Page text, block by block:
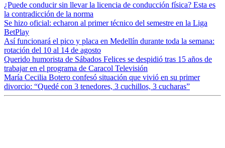
¿Puede conducir sin llevar la licencia de conducción física? Esta es
la contradicción de la norma
Se hizo oficial: echaron al primer técnico del semestre en la Liga
BetPlay
Así funcionará el pico y placa en Medellín durante toda la semana:
rotación del 10 al 14 de agosto
Querido humorista de Sábados Felices se despidió tras 15 años de
trabajar en el programa de Caracol Televisión
María Cecilia Botero confesó situación que vivió en su primer
divorcio: “Quedé con 3 tenedores, 3 cuchillos, 3 cucharas”